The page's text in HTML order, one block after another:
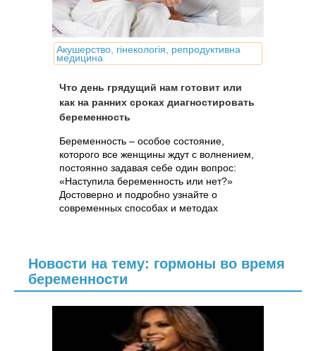
Акушерство, гінекологія, репродуктивна
медицина
Что день грядущий нам готовит или
как на ранних сроках диагностировать
беременность
Беременность – особое состояние,
которого все женщины ждут с волнением,
постоянно задавая себе один вопрос:
«Наступила беременность или нет?»
Достоверно и подробно узнайте о
современных способах и методах
Новости на тему: гормоны во время
беременности